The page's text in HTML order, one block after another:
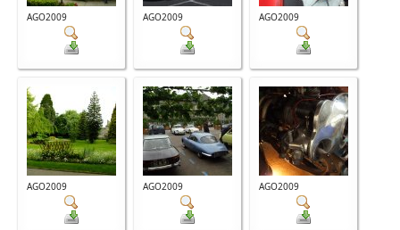
AGO2009 AGO2009 AGO2009
AGO2009 AGO2009 AGO2009